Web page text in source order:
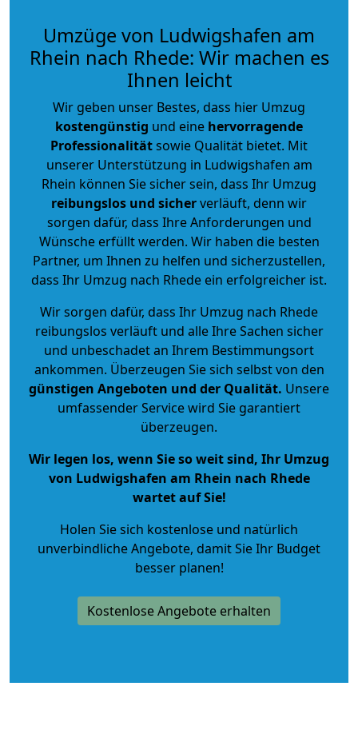
Umzüge von Ludwigshafen am
Rhein nach Rhede: Wir machen es
Ihnen leicht
Wir geben unser Bestes, dass hier Umzug
kostengünstig und eine hervorragende
Professionalitätsowie Qualität bietet. Mit
unserer Unterstützung in Ludwigshafen am
Rhein können Sie sicher sein, dass Ihr Umzug
reibungslos und sicherverläuft, denn wir
sorgen dafür, dass Ihre Anforderungen und
Wünsche erfüllt werden. Wir haben die besten
Partner, um Ihnen zu helfen und sicherzustellen,
dass Ihr Umzug nach Rhede ein erfolgreicher ist.
Wir sorgen dafür, dass Ihr Umzug nach Rhede
reibungslos verläuft und alle Ihre Sachen sicher
und unbeschadet an Ihrem Bestimmungsort
ankommen. Überzeugen Sie sich selbst von den
günstigen Angeboten und der Qualität. Unsere
umfassender Service wird Sie garantiert
überzeugen.
Wir legen los, wenn Sie so weit sind, Ihr Umzug
von Ludwigshafen am Rhein nach Rhede
wartet auf Sie!
Holen Sie sich kostenlose und natürlich
unverbindliche Angebote, damit Sie Ihr Budget
besser planen!
Kostenlose Angebote erhalten